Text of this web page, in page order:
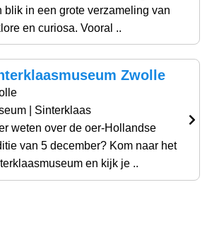
blik in een grote verzameling van
en curiosa. Vooral ..
Zwolle
| Sinterklaas
weten over de oer-Hollandse
van 5 december? Kom naar het
en kijk je ..